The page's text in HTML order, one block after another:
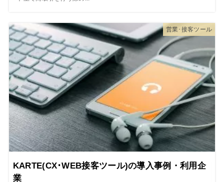
営業･接客ツール
KARTE(CX･WEB接客ツール)の導入事例・利用企
業